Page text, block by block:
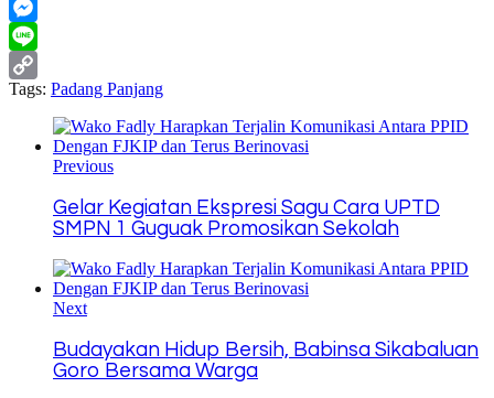
WhatsApp
Messenger
Line
Copy
Tags: Padang Panjang
Previous
Gelar Kegiatan Ekspresi Sagu Cara UPTD
SMPN 1 Guguak Promosikan Sekolah
Next
Budayakan Hidup Bersih, Babinsa Sikabaluan
Goro Bersama Warga